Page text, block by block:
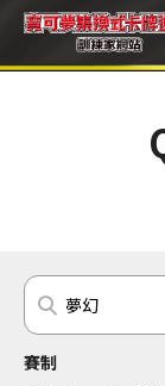
賽制